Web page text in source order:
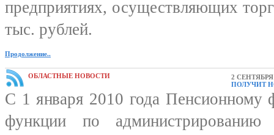
предприятиях, осуществляющих
тыс. рублей.
Продолжение..
ОБЛАСТНЫЕ НОВОСТИ
2 СЕНТЯБРЯ
ПОЛУЧИТ
С 1 января 2010 года Пенсионному
функции по